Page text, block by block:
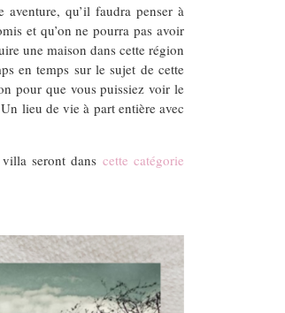
qu’il faudra penser à
et qu’on ne pourra pas avoir
une maison dans cette région
en temps sur le sujet de cette
pour que vous puissiez voir le
lieu de vie à part entière avec
seront dans cette catégorie